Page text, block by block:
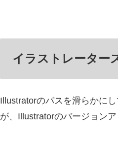
イラストレーター
Illustratorのパスを滑らかに
が、Illustratorのバージョン